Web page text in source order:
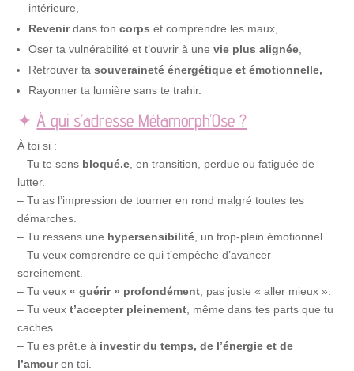
intérieure,
Revenirdans toncorps et comprendre les maux,
Oser ta vulnérabilité et t’ouvrir à unevie plus alignée
Retrouver tasouveraineté énergétique et émotionnelle,
Rayonner ta lumière sans te trahir.
✦ À qui s’adresse Métamorph’Ose ?
À toi si :
– Tu te sens bloqué.e , en transition, perdue ou fatiguée de
lutter.
– Tu as l’impression de tourner en rond malgré toutes tes
démarches.
– Tu ressens une hypersensibilité , un trop-plein émotionnel.
– Tu veux comprendre ce qui t’empêche d’avancer
sereinement.
– Tu veux« guérir » profondément , pas juste « aller mieux ».
– Tu veuxt’accepter pleinement , même dans tes parts que tu
caches.
– Tu es prêt.e à investir du temps, de l’énergie et de
l’amouren toi.